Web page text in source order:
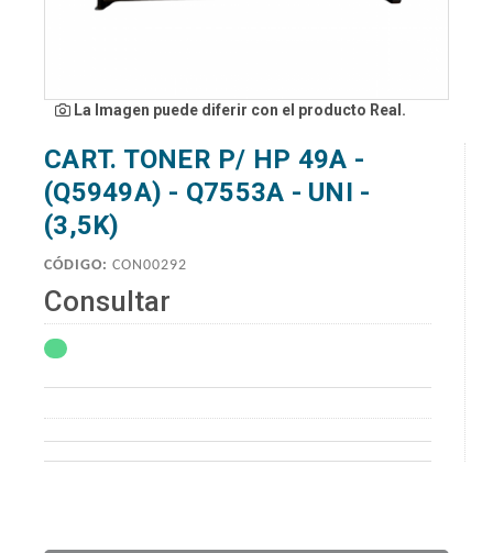
La Imagen puede diferir con el producto Real.
CART. TONER P/ HP 49A -
(Q5949A) - Q7553A - UNI -
(3,5K)
CÓDIGO: CON00292
Consultar